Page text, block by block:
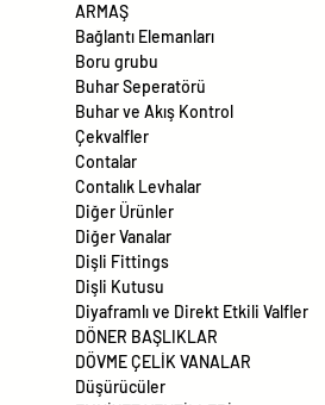
ARMAŞ
Bağlantı Elemanları
Boru grubu
Buhar Seperatörü
Buhar ve Akış Kontrol
Çekvalfler
Contalar
Contalık Levhalar
Diğer Ürünler
Diğer Vanalar
Dişli Fittings
Dişli Kutusu
Diyaframlı ve Direkt Etkili Valfler
DÖNER BAŞLIKLAR
DÖVME ÇELİK VANALAR
Düşürücüler